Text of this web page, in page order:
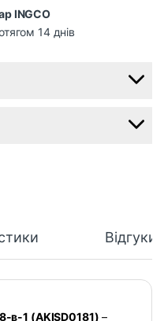
INGCO
14 днів
Відгуки
в-1 (AKISD0181) –